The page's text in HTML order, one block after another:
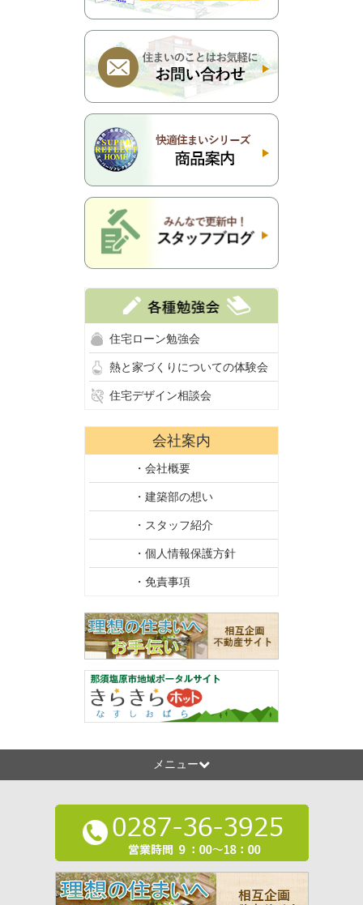
住宅ローン勉強会
熱と家づくりについての体験会
住宅デザイン相談会
会社案内
・会社概要
・建築部の想い
・スタッフ紹介
・個人情報保護方針
・免責事項
メニュー